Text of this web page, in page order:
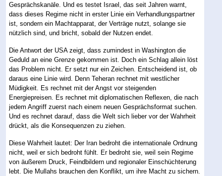
Gesprächskanäle. Und es testet Israel, das seit Jahren warnt,
dass dieses Regime nicht in erster Linie ein Verhandlungspartner
ist, sondern ein Machtapparat, der Verträge nutzt, solange sie
nützlich sind, und bricht, sobald der Nutzen endet.
Die Antwort der USA zeigt, dass zumindest in Washington die
Geduld an eine Grenze gekommen ist. Doch ein Schlag allein löst
das Problem nicht. Er setzt nur ein Zeichen. Entscheidend ist, ob
daraus eine Linie wird. Denn Teheran rechnet mit westlicher
Müdigkeit. Es rechnet mit der Angst vor steigenden
Energiepreisen. Es rechnet mit diplomatischen Reflexen, die nach
jedem Angriff zuerst nach einem neuen Gesprächsformat suchen.
Und es rechnet darauf, dass die Welt sich lieber vor der Wahrheit
drückt, als die Konsequenzen zu ziehen.
Diese Wahrheit lautet: Der Iran bedroht die internationale Ordnung
nicht, weil er sich bedroht fühlt. Er bedroht sie, weil sein Regime
von äußerem Druck, Feindbildern und regionaler Einschüchterung
lebt. Die Mullahs brauchen den Konflikt, um ihre Macht zu sichern.